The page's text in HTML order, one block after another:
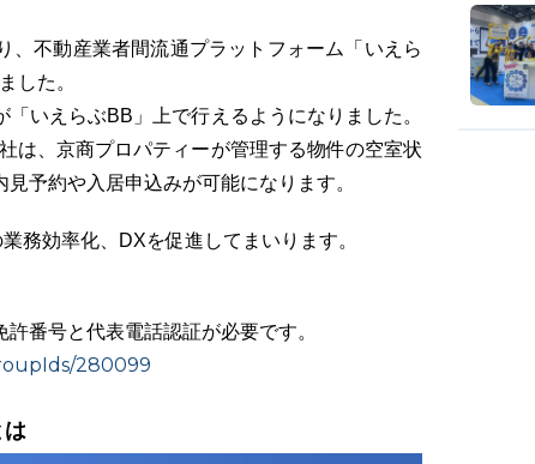
、不動産業者間流通プラットフォーム「いえら
した。
いえらぶBB」上で行えるようになりました。
は、京商プロパティーが管理する物件の空室状
予約や入居申込みが可能になります。
務効率化、DXを促進してまいります。
番号と代表電話認証が必要です。
280099